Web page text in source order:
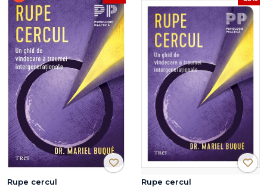
Rupe cercul Rupe cercul